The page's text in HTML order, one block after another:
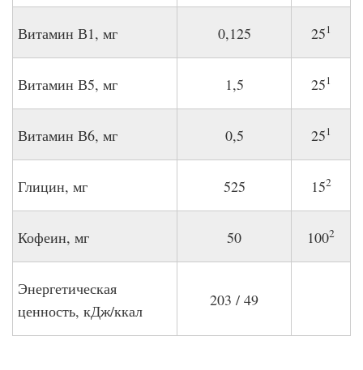
Витамин В1, мг 0,125 251
Витамин В5, мг 1,5 251
Витамин В6, мг 0,5 251
Глицин, мг 525 152
Кофеин, мг 50 1002
Энергетическая
ценность, кДж/ккал
203 / 49